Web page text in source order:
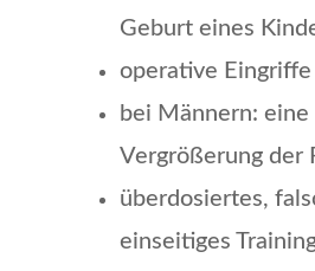
Geburt eines
operative Eingriffe
bei Männern: eine
Vergrößerung der
überdosiertes,
einseitiges